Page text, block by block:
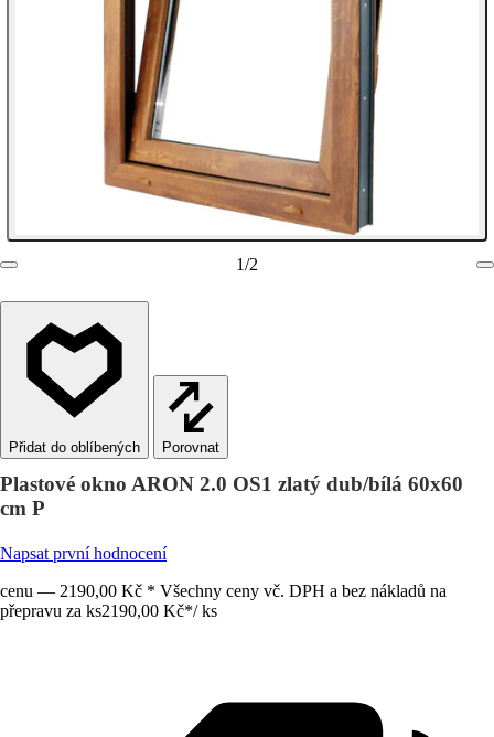
1/2
Porovnat
Plastové okno ARON 2.0 OS1 zlatý dub/bílá 60x60
cm P
Napsat první hodnocení
cenu — 2190,00 Kč * Všechny ceny vč. DPH a bez nákladů na
přepravu za ks2190,00 Kč*/ ks